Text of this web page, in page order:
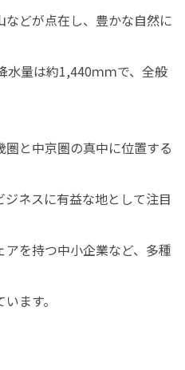
どが点在し、豊かな自然に
水量は約1,440ｍｍで、全般
と中京圏の真中に位置する
ネスに有益な地として注目
を持つ中小企業など、多種
ます。